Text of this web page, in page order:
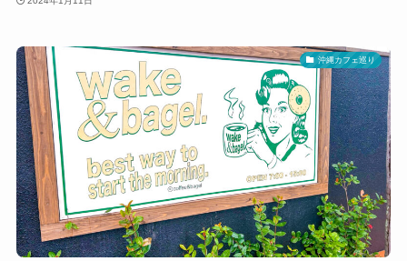
沖縄カフェ巡り